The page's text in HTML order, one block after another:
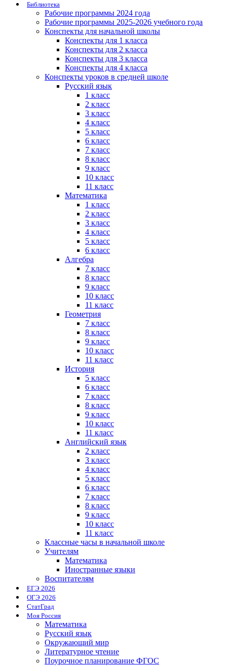
Библиотека
Рабочие программы 2024 года
Рабочие программы 2025-2026 учебного года
Конспекты для начальной школы
Конспекты для 1 класса
Конспекты для 2 класса
Конспекты для 3 класса
Конспекты для 4 класса
Конспекты уроков в средней школе
Русский язык
1 класс
2 класс
3 класс
4 класс
5 класс
6 класс
7 класс
8 класс
9 класс
10 класс
11 класс
Математика
1 класс
2 класс
3 класс
4 класс
5 класс
6 класс
Алгебра
7 класс
8 класс
9 класс
10 класс
11 класс
Геометрия
7 класс
8 класс
9 класс
10 класс
11 класс
История
5 класс
6 класс
7 класс
8 класс
9 класс
10 класс
11 класс
Английский язык
2 класс
3 класс
4 класс
5 класс
6 класс
7 класс
8 класс
9 класс
10 класс
11 класс
Классные часы в начальной школе
Учителям
Математика
Иностранные языки
Воспитателям
ЕГЭ 2026
ОГЭ 2026
СтатГрад
Моя Россия
Математика
Русский язык
Окружающий мир
Литературное чтение
Поурочное планирование ФГОС